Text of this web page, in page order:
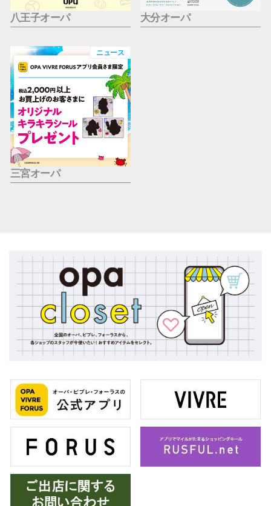
八王子オーパ 大分オーパ
ニュース
三宮オーパ